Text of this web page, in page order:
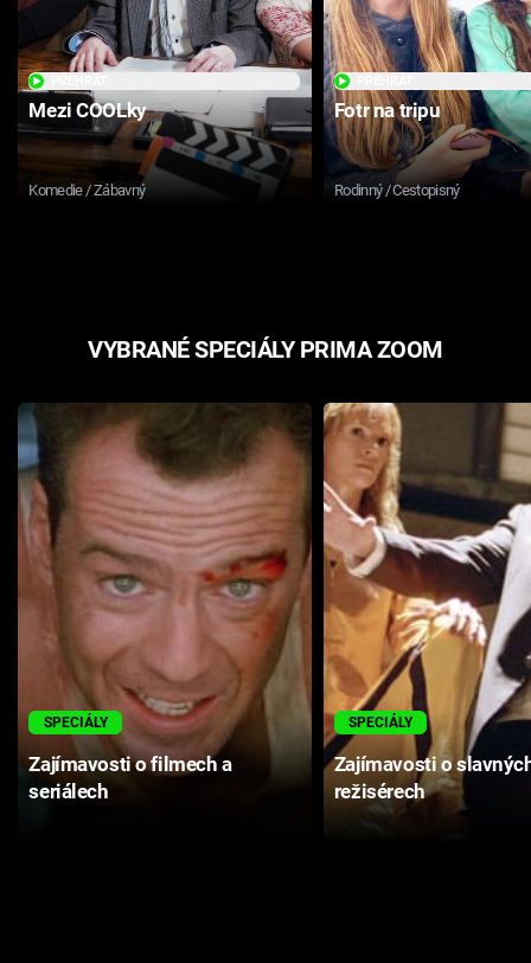
Mezi COOLky
Komedie / Zábavný
Fotr na tripu
Rodinný / Cestopisný
VYBRANÉ SPECIÁLY PRIMA ZOOM
SPECIÁLY
Zajímavosti o filmech a
seriálech
SPECIÁLY
Zajímavosti o
režisérech